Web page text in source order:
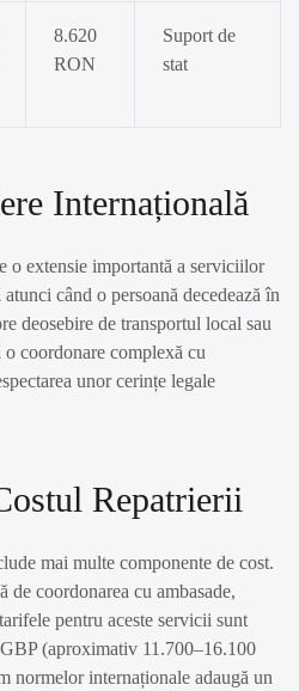
8.620
RON
Suport de
stat
Internațională
o extensie importantă a serviciilor
când o persoană decedează în
deosebire de transportul local sau
coordonare complexă cu
unor cerințe legale
Repatrierii
mai multe componente de cost.
de coordonarea cu ambasade,
pentru aceste servicii sunt
(aproximativ 11.700–16.100
normelor internaționale adaugă un